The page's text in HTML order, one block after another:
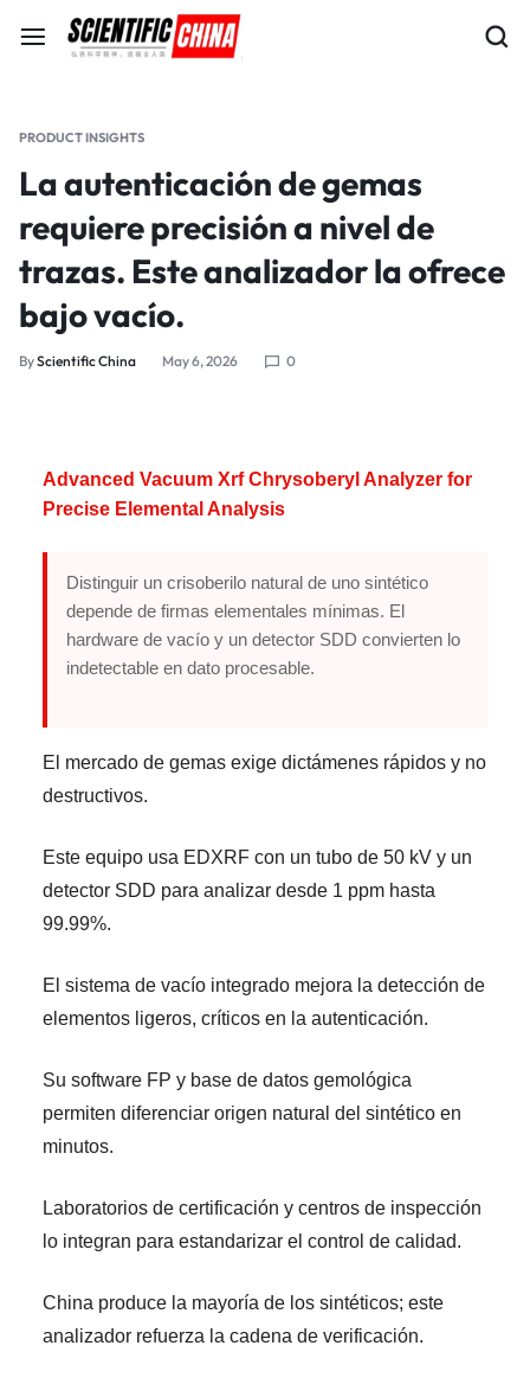
PRODUCT INSIGHTS
La autenticación de gemas
requiere precisión a nivel de
trazas. Este analizador la ofrece
bajo vacío.
ByScientific China May 6, 2026 0
Advanced Vacuum Xrf Chrysoberyl Analyzer for
Precise Elemental Analysis
Distinguir un crisoberilo natural de uno sintético
depende de firmas elementales mínimas. El
hardware de vacío y un detector SDD convierten lo
indetectable en dato procesable.
El mercado de gemas exige dictámenes rápidos y no
destructivos.
Este equipo usa EDXRF con un tubo de 50 kV y un
detector SDD para analizar desde 1 ppm hasta
99.99%.
El sistema de vacío integrado mejora la detección de
elementos ligeros, críticos en la autenticación.
Su software FP y base de datos gemológica
permiten diferenciar origen natural del sintético en
minutos.
Laboratorios de certificación y centros de inspección
lo integran para estandarizar el control de calidad.
China produce la mayoría de los sintéticos; este
analizador refuerza la cadena de verificación.